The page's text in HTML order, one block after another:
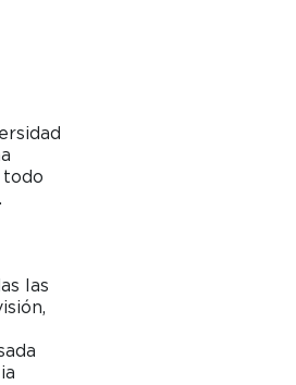
todo
las